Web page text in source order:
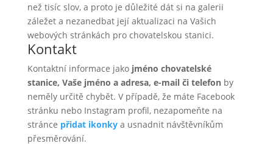
než tisíc slov, a proto je důležité dát si na galerii
záležet a nezanedbat její aktualizaci na Vašich
webových stránkách pro chovatelskou stanici.
Kontakt
Kontaktní informace jakojméno chovatelské
stanice, Vaše jméno a adresa, e-mail či telefonby
neměly určitě chybět. V případě, že máte Facebook
stránku nebo Instagram profil, nezapomeňte na
stránce přidat ikonky a usnadnit návštěvníkům
přesměrování.